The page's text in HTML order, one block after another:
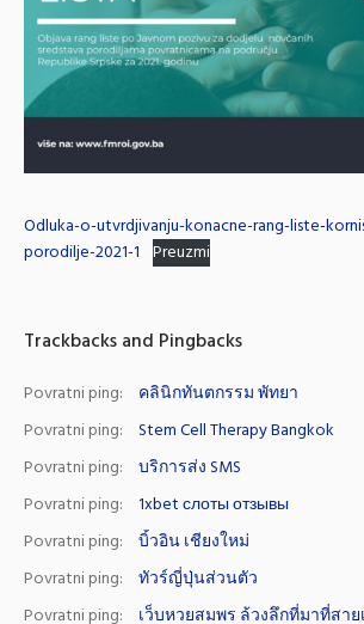
Odluka-o-utvrdjivanju-konacne-rang-liste-
porodilje-2021-1 Preuzmi
Trackbacks and Pingbacks
Povratni ping:
คลินิกทันตกรรม พัทยา
Povratni ping:
Stem Cell Therapy Bangkok
Povratni ping:
บริการส่ง SMS
Povratni ping:
1xbet слоты отзывы
Povratni ping:
บิ้วอิน เชียงใหม่
Povratni ping:
ทัวร์ญี่ปุ่นส่วนตัว
Povratni ping:
เว็บหวยสมพร ล้วงลึกที่มาที่สา